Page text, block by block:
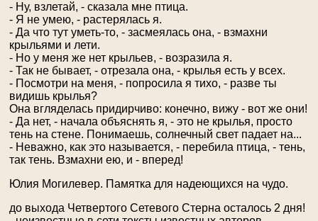
- Ну, взлетай, - сказала мне птица.
- Я не умею, - растерялась я.
- Да что тут уметь-то, - засмеялась она, - взмахни
крыльями и лети.
- Но у меня же нет крыльев, - возразила я.
- Так не бывает, - отрезала она, - крылья есть у всех.
- Посмотри на меня, - попросила я тихо, - разве ты
видишь крылья?
Она вгляделась придирчиво: конечно, вижу - вот же они!
- Да нет, - начала объяснять я, - это не крылья, просто
тень на стене. Понимаешь, солнечный свет падает на...
- Неважно, как это называется, - перебила птица, - тень,
так тень. Взмахни ею, и - вперед!
Юлия Могилевер. Памятка для надеющихся на чудо.
до выхода Четвертого Сетевого Стерна осталось 2 дня!